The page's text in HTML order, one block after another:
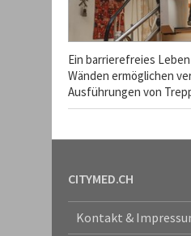
Ein barrierefreies
Wänden ermöglichen
Ausführungen von
CITYMED.CH
Kontakt &